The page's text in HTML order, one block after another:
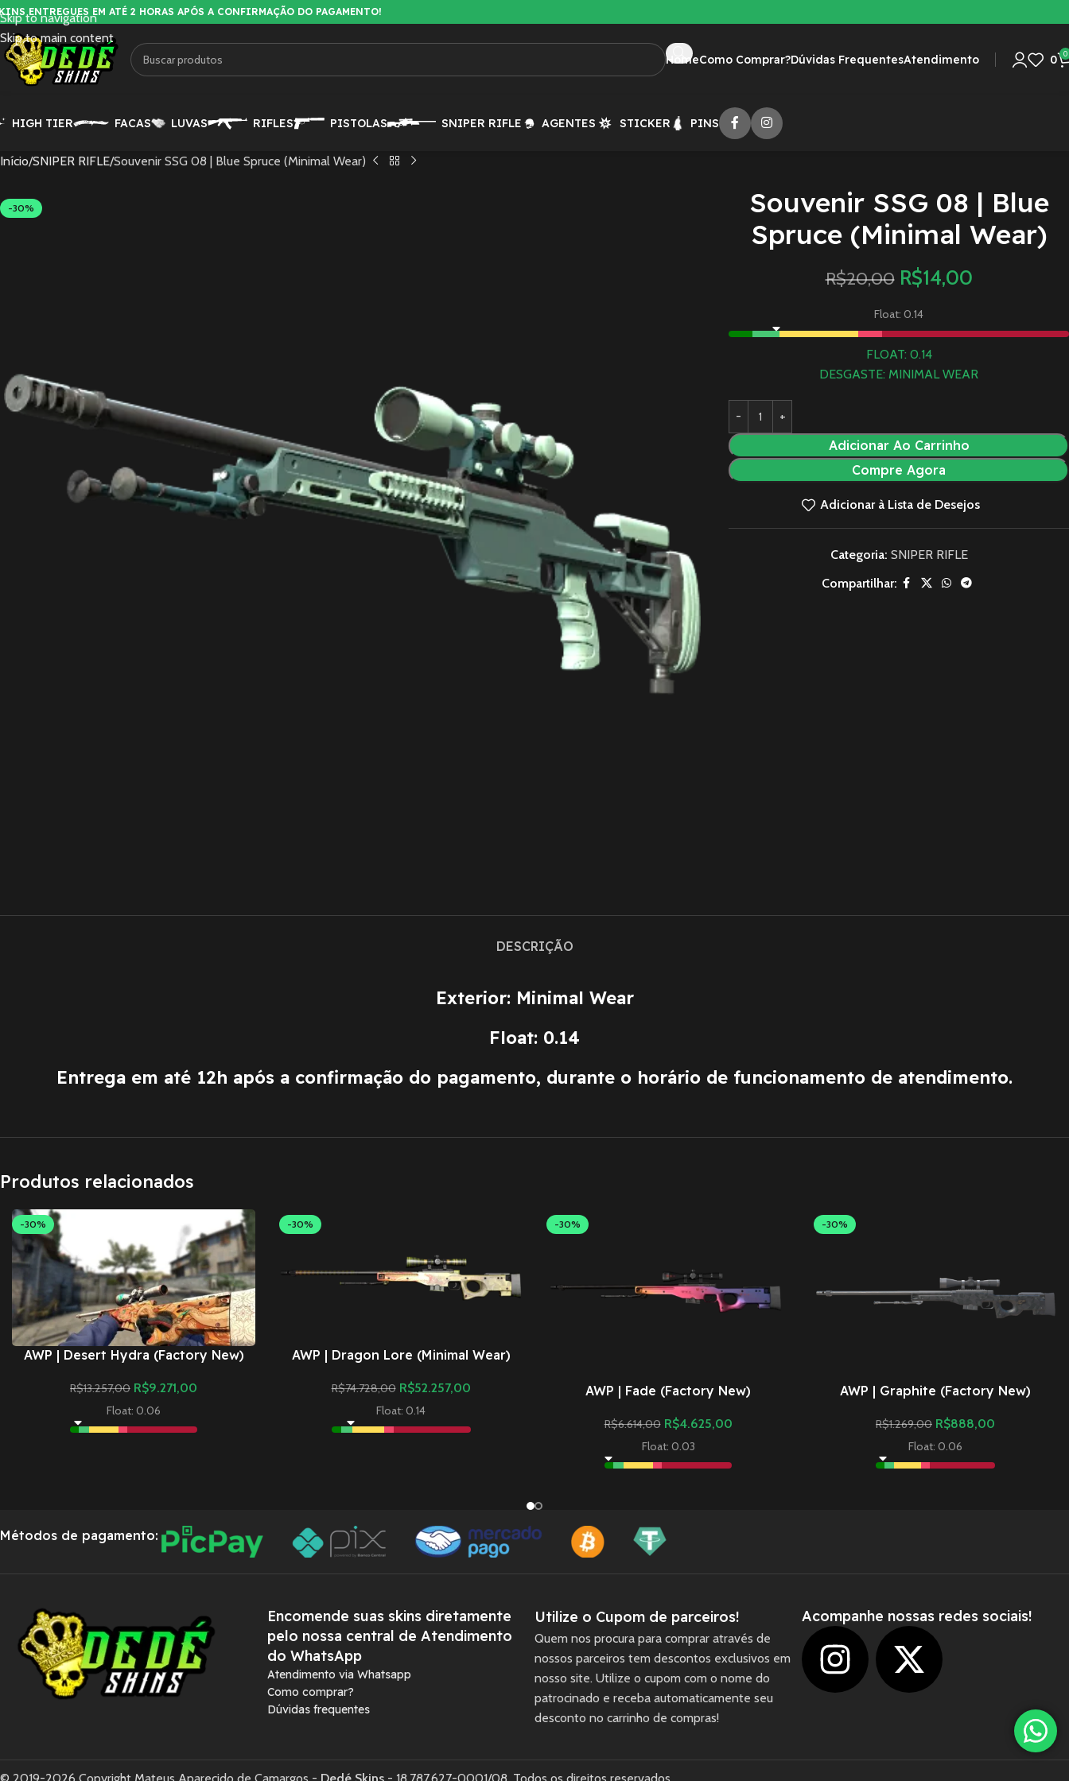
Skip to navigation
Skip to main content
ENTREGUES EM ATÉ 2 HORAS APÓS A CONFIRMAÇÃO DO PAGAMENTO!
HomeComo Comprar?Dúvidas FrequentesAtendimento 0 0
HIGH TIER FACAS LUVAS RIFLES PISTOLAS SNIPER RIFLE AGENTES STICKER PINS
Início SNIPER RIFLE Souvenir SSG 08 | Blue Spruce (Minimal Wear)
-30%
Souvenir SSG 08 | Blue
Spruce (Minimal Wear)
R$20,00 R$14,00
Float: 0.14
FLOAT: 0.14
DESGASTE: MINIMAL WEAR
Adicionar Ao Carrinho
Compre Agora
Adicionar à Lista de Desejos
Categoria: SNIPER RIFLE
Compartilhar:
DESCRIÇÃO
Exterior: Minimal Wear
Float: 0.14
Entrega em até 12h após a confirmação do pagamento, durante o horário de funcionamento de atendimento.
Produtos relacionados
-30%
AWP | Desert Hydra (Factory New)
R$13.257,00 R$9.271,00
Float: 0.06
-30%
AWP | Dragon Lore (Minimal Wear)
R$74.728,00 R$52.257,00
Float: 0.14
-30%
AWP | Fade (Factory New)
R$6.614,00 R$4.625,00
Float: 0.03
-30%
AWP | Graphite (Factory New)
R$1.269,00 R$888,00
Float: 0.06
Métodos de pagamento:
Encomende suas skins diretamente
pelo nossa central de Atendimento
do WhatsApp
Atendimento via Whatsapp
Como comprar?
Dúvidas frequentes
Utilize o Cupom de parceiros!
Quem nos procura para comprar através de
nossos parceiros tem descontos exclusivos em
nosso site. Utilize o cupom com o nome do
patrocinado e receba automaticamente seu
desconto no carrinho de compras!
Acompanhe nossas redes sociais!
1